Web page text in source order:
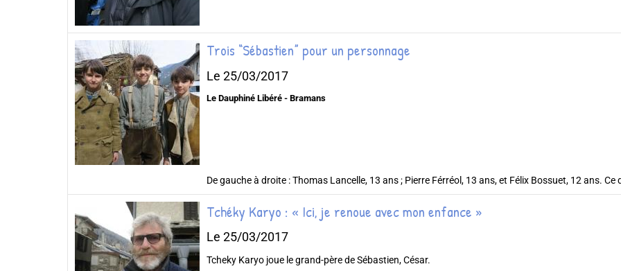
Trois “Sébastien” pour un personnage
Le 25/03/2017
Le Dauphiné Libéré - Bramans
De gauche à droite : Thomas Lancelle, 13 ans ; Pierre Férréol, 13 ans, et Félix Bossuet, 12 ans. Ce
Tchéky Karyo : « Ici, je renoue avec mon enfance »
Le 25/03/2017
Tcheky Karyo joue le grand-père de Sébastien, César.